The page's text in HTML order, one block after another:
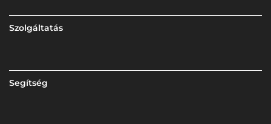
Szolgáltatás
Segítség